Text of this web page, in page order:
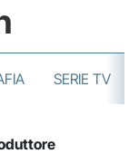
SERIE TV